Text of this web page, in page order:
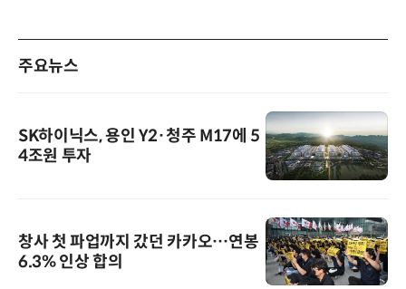
주요뉴스
SK하이닉스, 용인 Y2·청주 M17에 5
4조원 투자
창사 첫 파업까지 갔던 카카오…연봉
6.3% 인상 합의